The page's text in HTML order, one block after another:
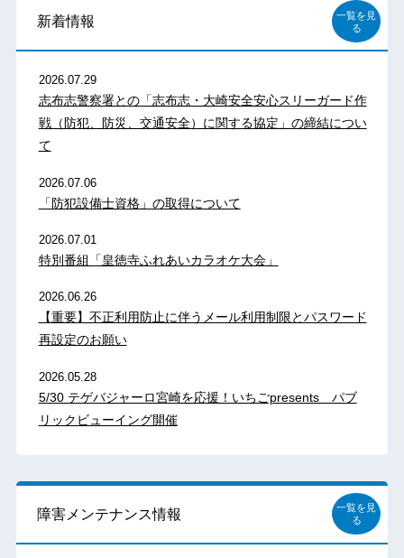
新着情報
一覧を見
る
2026.07.29
志布志警察署との「志布志・大崎安全安心スリーガード作
戦（防犯、防災、交通安全）に関する協定」の締結につい
て
2026.07.06
「防犯設備士資格」の取得について
2026.07.01
特別番組「皇徳寺ふれあいカラオケ大会」
2026.06.26
【重要】不正利用防止に伴うメール利用制限とパスワード
再設定のお願い
2026.05.28
5/30 テゲバジャーロ宮崎を応援！いちごpresents パブ
リックビューイング開催
障害メンテナンス情報
一覧を見
る